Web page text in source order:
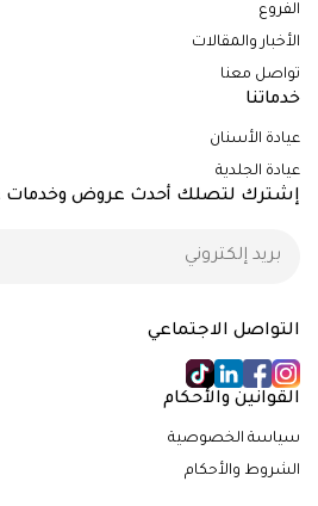
الفروع
الأخبار والمقالات
تواصل معنا
خدماتنا
عيادة الأسنان
عيادة الجلدية
إشترك لتصلك أحدث عروض وخدمات
التواصل الاجتماعي
القوانين والأحكام
سياسة الخصوصية
الشروط والأحكام